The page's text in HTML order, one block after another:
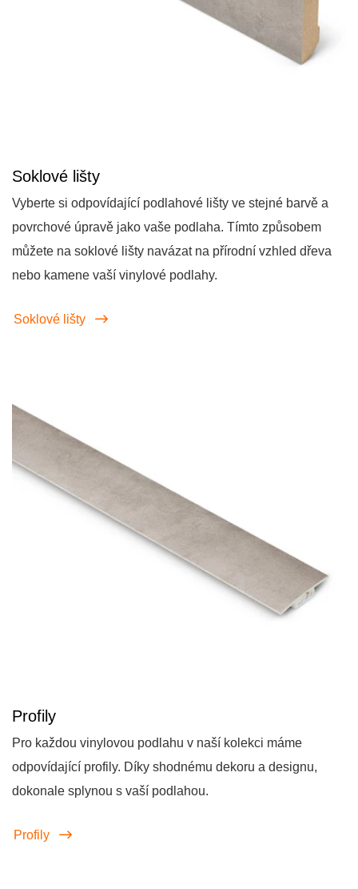
Soklové lišty
Vyberte si odpovídající podlahové lišty ve stejné barvě a
povrchové úpravě jako vaše podlaha. Tímto způsobem
můžete na soklové lišty navázat na přírodní vzhled dřeva
nebo kamene vaší vinylové podlahy.
Soklové lišty
Profily
Pro každou vinylovou podlahu v naší kolekci máme
odpovídající profily. Díky shodnému dekoru a designu,
dokonale splynou s vaší podlahou.
Profily